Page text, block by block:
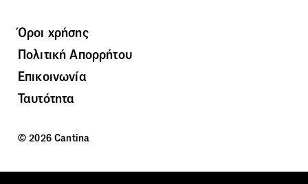
Όροι χρήσης
Πολιτική Απορρήτου
Επικοινωνία
Ταυτότητα
© 2026 Cantina